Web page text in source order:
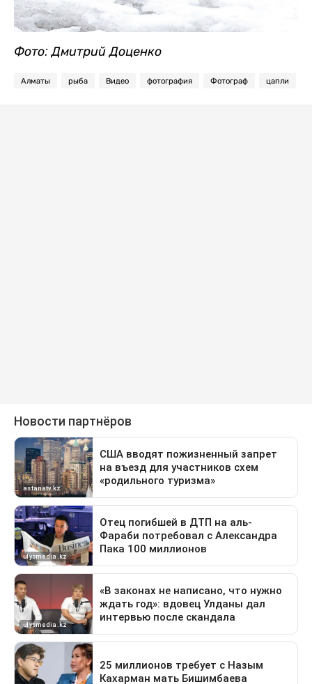
Фото: Дмитрий Доценко
Алматы рыба Видео фотография Фотограф цапли